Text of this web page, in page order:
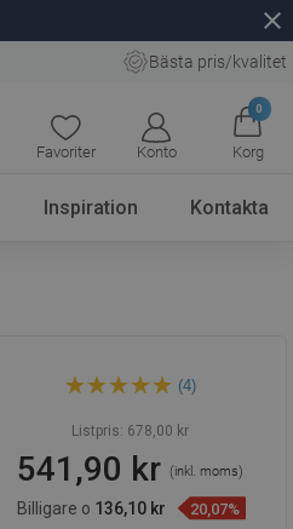
close
Bästa pris/kvalitet
Favoriter Konto
0
Korg
Inspiration Kontakta
50 cm, svart glas - 1026050-
(4)
Listpris: 678,00 kr
541,90 kr(inkl. moms)
Billigare o 136,10 kr 20,07%